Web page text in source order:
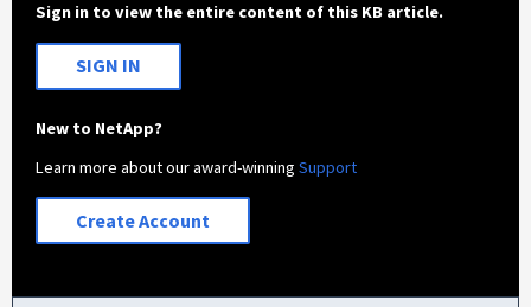
Sign in to view the entire content of this KB article.
SIGN IN
New to NetApp?
Learn more about our award-winningSupport
Create Account